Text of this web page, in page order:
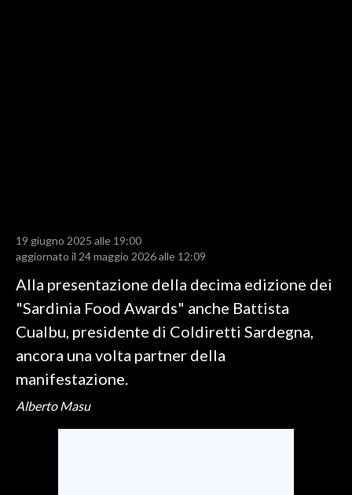
BASKET
MOTORI
ALTRI SPORT
CULTURA
19 giugno 2025 alle 19:00
aggiornato il 24 maggio 2026 alle 12:09
Alla presentazione della decima edizione dei
"Sardinia Food Awards" anche Battista
Cualbu, presidente di Coldiretti Sardegna,
ancora una volta partner della
manifestazione.
Alberto Masu